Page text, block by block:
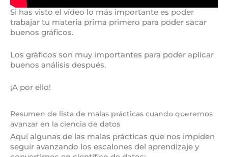
Si has visto el vídeo lo más importante es poder
trabajar tu materia prima primero para poder sacar
buenos gráficos.
Los gráficos son muy importantes para poder aplicar
buenos análisis después.
¡A por ello!
Resumen de lista de malas prácticas cuando queremos
avanzar en la ciencia de datos
Aquí algunas de las malas prácticas que nos impiden
seguir avanzando los escalones del aprendizaje y